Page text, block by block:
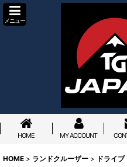
メニュー
HOME MY ACCOUNT
HOME > ランドクルーザー > ドライ